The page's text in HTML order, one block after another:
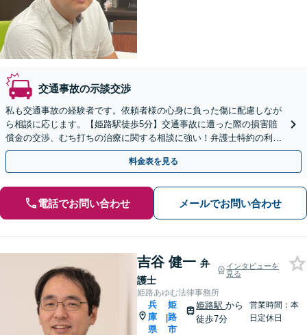
交通事故の示談交渉
私も交通事故の経験者です。依頼者様の心身に負った傷に配慮しなが
ら相談に応じます。【姫路駅徒歩5分】交通事故に遭った際の損害賠
償金の交渉、むち打ちの治療に関する相談に強い！弁護士特約の利用
OK。難しい交渉はお任せください。
料金表を見る
電話でお問い合わせ メールでお問い合わせ
吉谷 健一 弁
護士
インタビューを
見る
姫路あゆむ法律事務所
兵
庫
県
|
姫
路
市
姫路駅から
徒歩7分
営業時間：本
日定休日